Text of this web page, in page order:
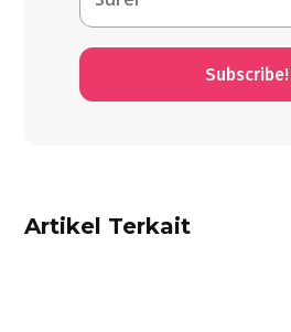
Subscribe!
Artikel Terkait